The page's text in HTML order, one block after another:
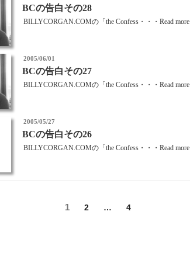
稿
BCの告白その28
BILLYCORGAN.COMの「the Confess・・・Read more
投
稿
2005/06/01
BCの告白その27
BILLYCORGAN.COMの「the Confess・・・Read more
投
稿
日:
2005/05/27
BCの告白その26
BILLYCORGAN.COMの「the Confess・・・Read more
固
1
固
2 …
固
4